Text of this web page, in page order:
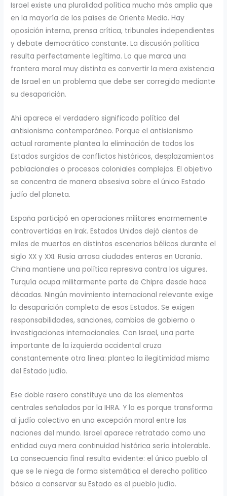
Israel existe una pluralidad política mucho más amplia que
en la mayoría de los países de Oriente Medio. Hay
oposición interna, prensa crítica, tribunales independientes
y debate democrático constante. La discusión política
resulta perfectamente legítima. Lo que marca una
frontera moral muy distinta es convertir la mera existencia
de Israel en un problema que debe ser corregido mediante
su desaparición.
Ahí aparece el verdadero significado político del
antisionismo contemporáneo. Porque el antisionismo
actual raramente plantea la eliminación de todos los
Estados surgidos de conflictos históricos, desplazamientos
poblacionales o procesos coloniales complejos. El objetivo
se concentra de manera obsesiva sobre el único Estado
judío del planeta.
España participó en operaciones militares enormemente
controvertidas en Irak. Estados Unidos dejó cientos de
miles de muertos en distintos escenarios bélicos durante el
siglo XX y XXI. Rusia arrasa ciudades enteras en Ucrania.
China mantiene una política represiva contra los uigures.
Turquía ocupa militarmente parte de Chipre desde hace
décadas. Ningún movimiento internacional relevante exige
la desaparición completa de esos Estados. Se exigen
responsabilidades, sanciones, cambios de gobierno o
investigaciones internacionales. Con Israel, una parte
importante de la izquierda occidental cruza
constantemente otra línea: plantea la ilegitimidad misma
del Estado judío.
Ese doble rasero constituye uno de los elementos
centrales señalados por la IHRA. Y lo es porque transforma
al judío colectivo en una excepción moral entre las
naciones del mundo. Israel aparece retratado como una
entidad cuya mera continuidad histórica sería intolerable.
La consecuencia final resulta evidente: el único pueblo al
que se le niega de forma sistemática el derecho político
básico a conservar su Estado es el pueblo judío.